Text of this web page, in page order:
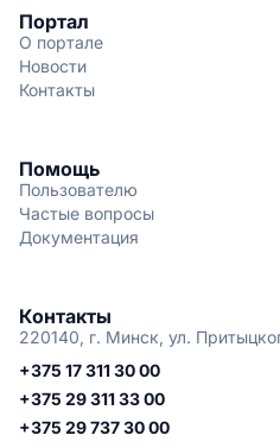
Портал
О портале
Новости
Контакты
Помощь
Пользователю
Частые вопросы
Документация
Контакты
220140, г. Минск, ул.
+375 17 311 30 00
+375 29 311 33 00
+375 29 737 30 00